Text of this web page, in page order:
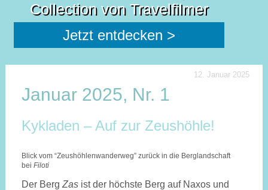
Collection von Travelfilmer
Jetzt entdecken >
12. Januar 2025
Januar 2025, Nr. 1
Kykladen – Auf zur Zeushöhle!
Blick vom “Zeushöhlenwanderweg” zurück in die Berglandschaft
bei Filoti
Der Berg Zasist der höchste Berg auf Naxos und